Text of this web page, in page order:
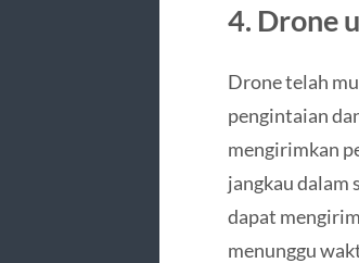
4. Drone
Drone telah
pengintaian
mengirimkan
jangkau dalam
dapat
menunggu